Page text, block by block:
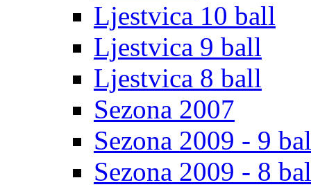
Ljestvica 10 ball
Ljestvica 9 ball
Ljestvica 8 ball
Sezona 2007
Sezona 2009 - 9
Sezona 2009 - 8